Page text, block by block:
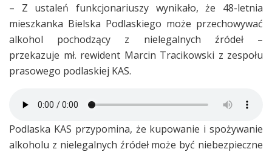
– Z ustaleń funkcjonariuszy wynikało, że 48-letnia
mieszkanka Bielska Podlaskiego może przechowywać
alkohol pochodzący z nielegalnych źródeł –
przekazuje mł. rewident Marcin Tracikowski z zespołu
prasowego podlaskiej KAS.
Podlaska KAS przypomina, że kupowanie i spożywanie
alkoholu z nielegalnych źródeł może być niebezpieczne